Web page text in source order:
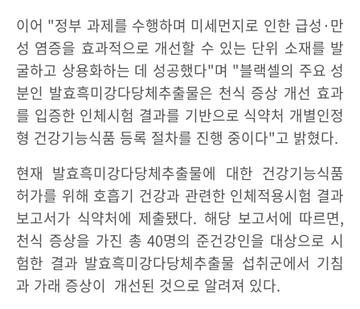
이어 "정부 과제를 수행하며 미세먼지로 인한 급성·만
성 염증을 효과적으로 개선할 수 있는 단위 소재를 발
굴하고 상용화하는 데 성공했다"며 "블랙셀의 주요 성
분인 발효흑미강다당체추출물은 천식 증상 개선 효과
를 입증한 인체시험 결과를 기반으로 식약처 개별인정
형 건강기능식품 등록 절차를 진행 중이다"고 밝혔다.
현재 발효흑미강다당체추출물에 대한 건강기능식품
허가를 위해 호흡기 건강과 관련한 인체적용시험 결과
보고서가 식약처에 제출됐다. 해당 보고서에 따르면,
천식 증상을 가진 총 40명의 준건강인을 대상으로 시
험한 결과 발효흑미강다당체추출물 섭취군에서 기침
과 가래 증상이 개선된 것으로 알려져 있다.